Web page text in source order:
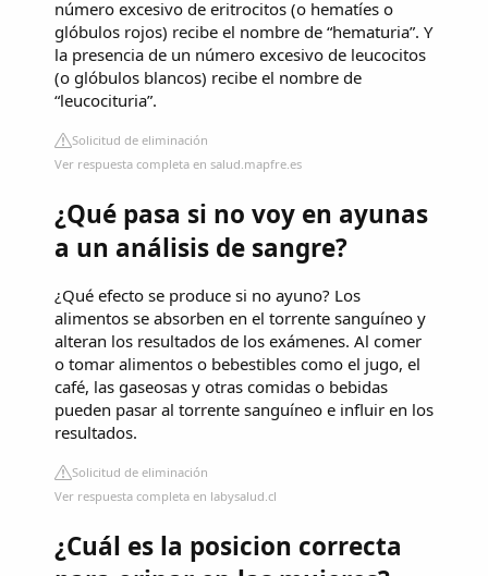
número excesivo de eritrocitos (o hematíes o
glóbulos rojos) recibe el nombre de “hematuria”. Y
la presencia de un número excesivo de leucocitos
(o glóbulos blancos) recibe el nombre de
“leucocituria”.
Solicitud de eliminación
Ver respuesta completa en salud.mapfre.es
¿Qué pasa si no voy en ayunas
a un análisis de sangre?
¿Qué efecto se produce si no ayuno? Los
alimentos se absorben en el torrente sanguíneo y
alteran los resultados de los exámenes. Al comer
o tomar alimentos o bebestibles como el jugo, el
café, las gaseosas y otras comidas o bebidas
pueden pasar al torrente sanguíneo e influir en los
resultados.
Solicitud de eliminación
Ver respuesta completa en labysalud.cl
¿Cuál es la posicion correcta